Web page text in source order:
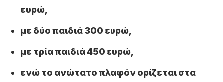
ευρώ,
με δύο παιδιά 300 ευρώ,
με τρία παιδιά 450 ευρώ,
ενώ το ανώτατο πλαφόν ορίζεται στα